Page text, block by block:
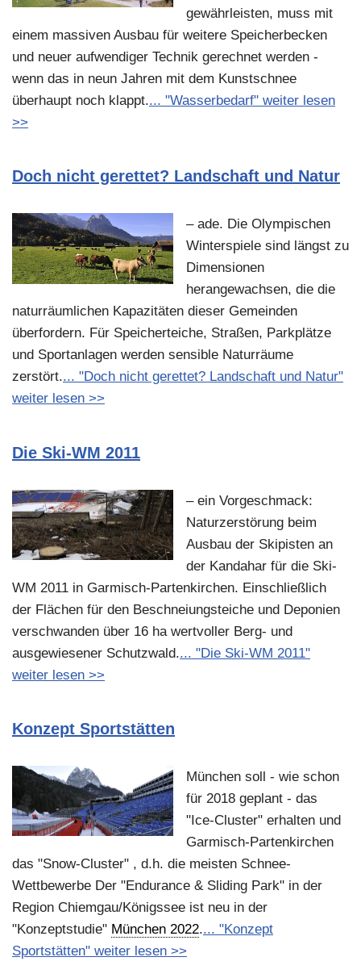
gewährleisten, muss mit
einem massiven Ausbau für weitere Speicherbecken
und neuer aufwendiger Technik gerechnet werden -
wenn das in neun Jahren mit dem Kunstschnee
überhaupt noch klappt.... "Wasserbedarf" weiter lesen
>>
Doch nicht gerettet? Landschaft und Natur
– ade. Die Olympischen
Winterspiele sind längst zu
Dimensionen
herangewachsen, die die
naturräumlichen Kapazitäten dieser Gemeinden
überfordern. Für Speicherteiche, Straßen, Parkplätze
und Sportanlagen werden sensible Naturräume
zerstört.... "Doch nicht gerettet? Landschaft und Natur"
weiter lesen >>
Die Ski-WM 2011
– ein Vorgeschmack:
Naturzerstörung beim
Ausbau der Skipisten an
der Kandahar für die Ski-
WM 2011 in Garmisch-Partenkirchen. Einschließlich
der Flächen für den Beschneiungsteiche und Deponien
verschwanden über 16 ha wertvoller Berg- und
ausgewiesener Schutzwald.... "Die Ski-WM 2011"
weiter lesen >>
Konzept Sportstätten
München soll - wie schon
für 2018 geplant - das
"Ice-Cluster" erhalten und
Garmisch-Partenkirchen
das "Snow-Cluster" , d.h. die meisten Schnee-
Wettbewerbe Der "Endurance & Sliding Park" in der
Region Chiemgau/Königssee ist neu in der
"Konzeptstudie" München 2022.... "Konzept
Sportstätten" weiter lesen >>